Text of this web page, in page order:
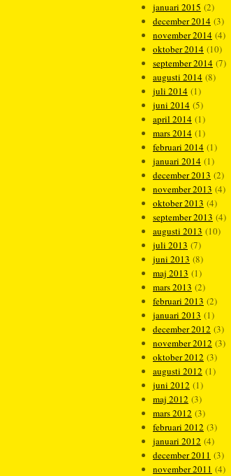
januari 2015 (2)
december 2014 (3)
november 2014 (4)
oktober 2014 (10)
september 2014 (7)
augusti 2014 (8)
juli 2014 (1)
juni 2014 (5)
april 2014 (1)
mars 2014 (1)
februari 2014 (1)
januari 2014 (1)
december 2013 (2)
november 2013 (4)
oktober 2013 (4)
september 2013 (4)
augusti 2013 (10)
juli 2013 (7)
juni 2013 (8)
maj 2013 (1)
mars 2013 (2)
februari 2013 (2)
januari 2013 (1)
december 2012 (3)
november 2012 (3)
oktober 2012 (3)
augusti 2012 (1)
juni 2012 (1)
maj 2012 (3)
mars 2012 (3)
februari 2012 (3)
januari 2012 (4)
december 2011 (3)
november 2011 (4)